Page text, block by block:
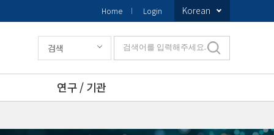
Home Login Korean
연구 / 기관
검색 검색어를 입력해주세요.